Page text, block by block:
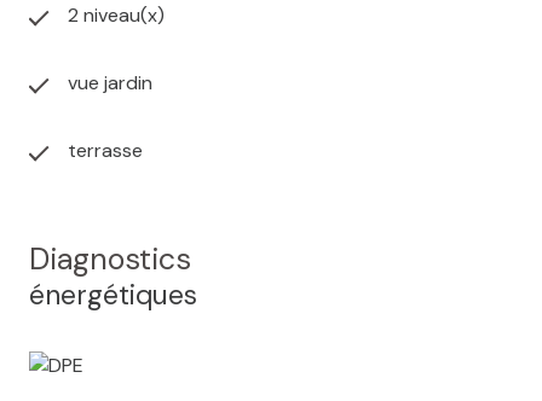
2 niveau(x)
vue jardin
terrasse
Diagnostics
énergétiques